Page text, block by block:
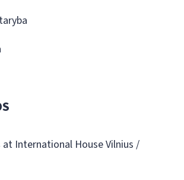
International House Vilnius /